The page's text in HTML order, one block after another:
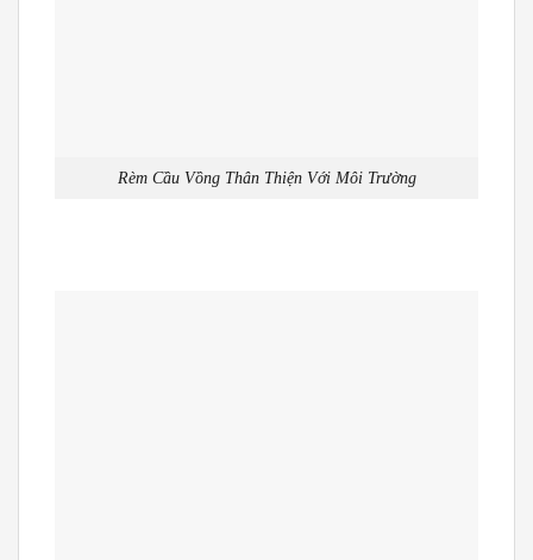
Rèm Cầu Vồng Thân Thiện Với Môi Trường